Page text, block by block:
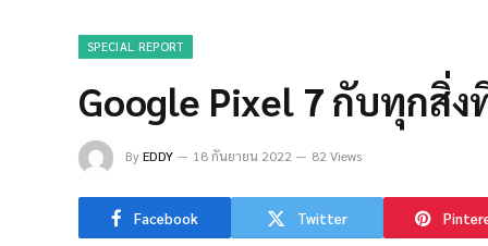
SPECIAL REPORT
Google Pixel 7 กับทุกสิ่
ByEDDY 18 กันยายน 2022 82 Views
Facebook Twitter